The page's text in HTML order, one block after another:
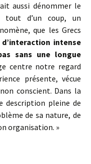
aussi dénommer le
tout d’un coup, un
que les Grecs
intense
sans une longue
centre notre regard
présente, vécue
conscient. Dans la
description pleine de
de sa nature, de
organisation. »